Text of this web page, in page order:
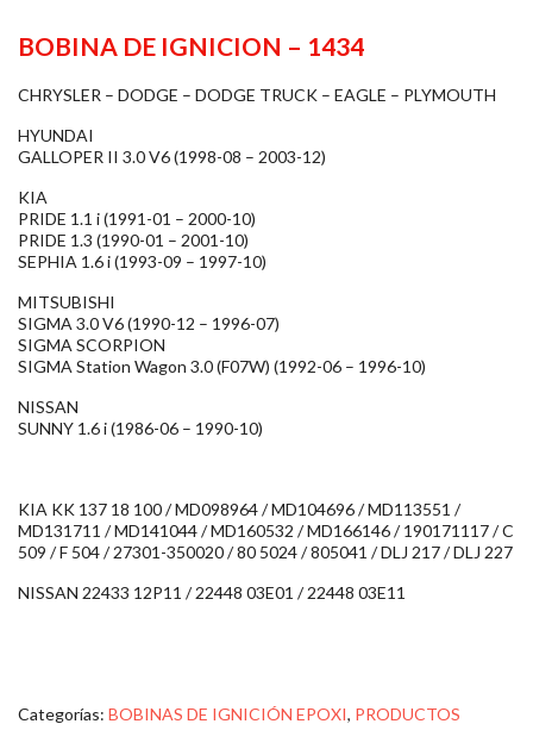
BOBINA DE IGNICION – 1434
CHRYSLER – DODGE – DODGE TRUCK – EAGLE – PLYMOUTH
HYUNDAI
GALLOPER II 3.0 V6 (1998-08 – 2003-12)
KIA
PRIDE 1.1 i (1991-01 – 2000-10)
PRIDE 1.3 (1990-01 – 2001-10)
SEPHIA 1.6 i (1993-09 – 1997-10)
MITSUBISHI
SIGMA 3.0 V6 (1990-12 – 1996-07)
SIGMA SCORPION
SIGMA Station Wagon 3.0 (F07W) (1992-06 – 1996-10)
NISSAN
SUNNY 1.6 i (1986-06 – 1990-10)
KIA KK 137 18 100 / MD098964 / MD104696 / MD113551 /
MD131711 / MD141044 / MD160532 / MD166146 / 190171117 / C
509 / F 504 / 27301-350020 / 80 5024 / 805041 / DLJ 217 / DLJ 227
NISSAN 22433 12P11 / 22448 03E01 / 22448 03E11
Categorías: BOBINAS DE IGNICIÓN EPOXI, PRODUCTOS